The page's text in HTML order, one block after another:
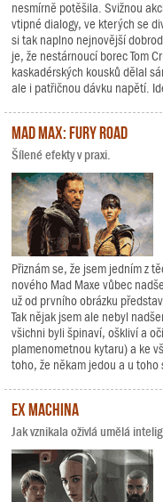
nesmírně potěšila. Svižnou
vtipné dialogy, ve kterých se
si tak naplno nejnovější
je, že nestárnoucí borec Tom
kaskadérských kousků dělal
ale i patřičnou dávku napětí.
Mad Max: Fury Road
Šílené efekty v praxi.
Přiznám se, že jsem jedním z
nového Mad Maxe vůbec
už od prvního obrázku
Tak nějak jsem ale nebyl
všichni byli špinaví, oškliví a
plamenometnou kytaru) a ke
toho, že někam jedou a u toho
Ex Machina
Jak vznikala oživlá umělá